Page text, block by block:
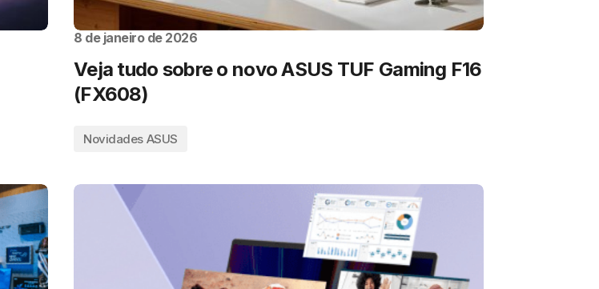
8 de janeiro de 2026
Veja tudo sobre o novo ASUS TUF Gaming F16
(FX608)
Novidades ASUS